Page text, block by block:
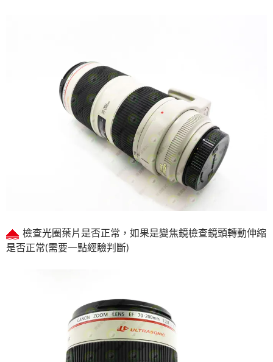
檢查光圈葉片是否正常，如果是變焦鏡檢查鏡頭轉動伸縮
是否正常(需要一點經驗判斷)